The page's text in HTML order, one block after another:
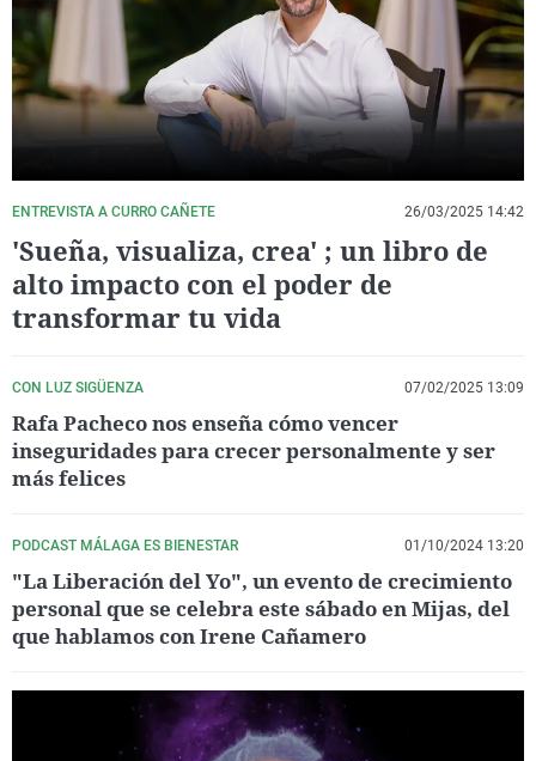
La rosa de los vientos
Gente viajera
Como el perro y el
Caso
Retornados
Equipo de
Operación Viuda
Extremadura
Galicia
La Rioja
Navarra
País Vasco
Virales
Televisión
Elecciones
ENTREVISTA A CURRO CAÑETE 26/03/2025 14:42
'Sueña, visualiza, crea' ; un libro de
alto impacto con el poder de
transformar tu vida
CON LUZ SIGÜENZA 07/02/2025 13:09
Rafa Pacheco nos enseña cómo vencer
inseguridades para crecer personalmente y ser
más felices
PODCAST MÁLAGA ES BIENESTAR 01/10/2024 13:20
"La Liberación del Yo", un evento de crecimiento
personal que se celebra este sábado en Mijas, del
que hablamos con Irene Cañamero